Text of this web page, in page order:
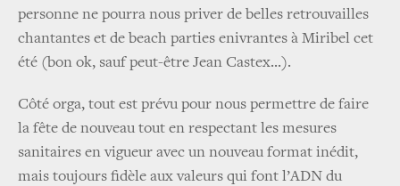
personne ne pourra nous priver de belles retrouvailles
chantantes et de beach parties enivrantes à Miribel cet
été (bon ok, sauf peut-être Jean Castex...).
Côté orga, tout est prévu pour nous permettre de faire
la fête de nouveau tout en respectant les mesures
sanitaires en vigueur avec un nouveau format inédit,
mais toujours fidèle aux valeurs qui font l’ADN du